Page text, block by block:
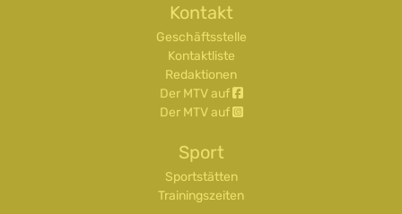
Kontakt
Geschäftsstelle
Kontaktliste
Redaktionen
Der MTV auf
Der MTV auf
Sport
Sportstätten
Trainingszeiten